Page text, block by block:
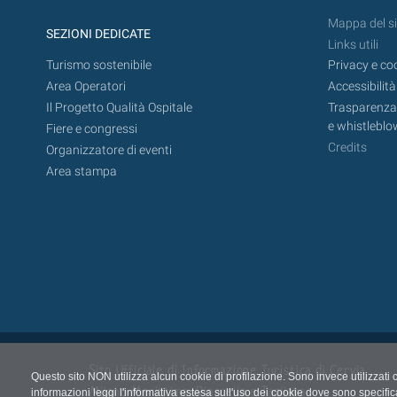
Questo sito NON utilizza alcun cookie di profilazione. Sono invece
informazioni leggi l'informativa estesa sull'uso dei cookie dove sono
SEZIONI DEDICATE
Turismo sostenibile
Area Operatori
Il Progetto Qualità Ospitale
Fiere e congressi
Organizzatore di eventi
Area stampa
Mappa del
Links utili
Privacy e
Accessibilità
e
Credits
Sito Ufficiale di Informazione Turistica di Cervia,
Milano Marittima, Pinarella e Tagliata